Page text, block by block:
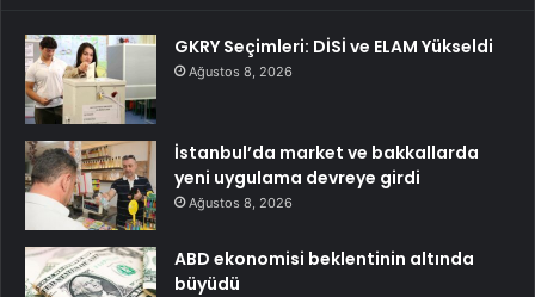
GKRY Seçimleri: DİSİ ve ELAM Yükseldi
Ağustos 8, 2026
İstanbul’da market ve bakkallarda
yeni uygulama devreye girdi
Ağustos 8, 2026
ABD ekonomisi beklentinin altında
büyüdü